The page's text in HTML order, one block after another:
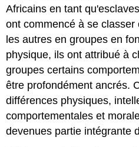
Africains en tant
ont commencé à se
les autres en groupes en
physique, ils ont attribué à
groupes certains
être profondément ancrés.
différences physiques,
comportementales et
devenues partie intégrante